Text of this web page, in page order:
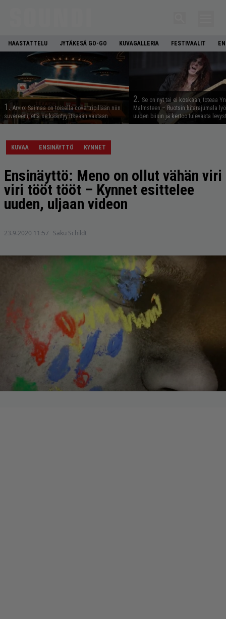
HAASTATTELU JYTÄKESÄ GO-GO KUVAGALLERIA FESTIVAALIT
1. Arvio: Saimaa on toisella covertripillään niin
suvereeni, että se kääntyy itseään vastaan
2. Se on nyt tai ei koskaan, toteaa
Malmsteen – Ruotsin kitarajumala
uuden biisin ja kertoo tulevasta
KUVAA ENSINÄYTTÖ KYNNET
Ensinäyttö: Meno on ollut vähän viri
viri tööt tööt – Kynnet esittelee
uuden, uljaan videon
23.9.2020 11:57 Saku Schildt